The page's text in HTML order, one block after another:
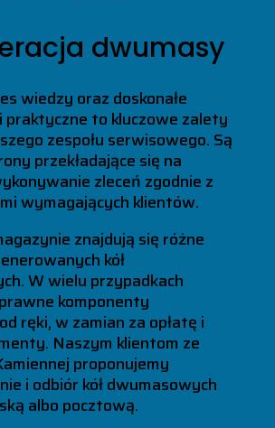
dwumasy
wiedzy oraz doskonałe
praktyczne to kluczowe zalety
zespołu serwisowego. Są
przekładające się na
zleceń zgodnie z
wymagających klientów.
znajdują się różne
kół
W wielu przypadkach
komponenty
ręki, w zamian za opłatę i
Naszym klientom ze
proponujemy
i odbiór kół dwumasowych
albo pocztową.